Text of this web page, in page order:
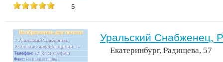
5
Уральский Снабженец,
Екатеринбург, Радищева, 57